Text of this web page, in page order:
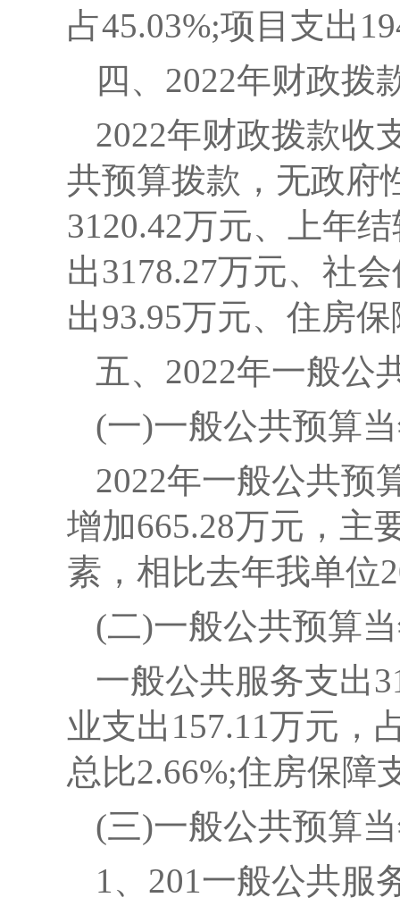
占45.03%;项目支出
四、2022年财政拨
2022年财政拨款收
共预算拨款，无政府
3120.42万元、上年
出3178.27万元、社
出93.95万元、住房
五、2022年一般公
(一)一般公共预算
2022年一般公共预
增加665.28万元，主
素，相比去年我单位
(二)一般公共预算
一般公共服务支出
业支出157.11万元，
总比2.66%;住房保障
(三)一般公共预算
1、201一般公共服